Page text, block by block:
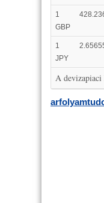
1
GBP
1
JPY
A devizapiaci